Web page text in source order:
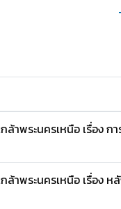
ล้าพระนครเหนือ เรื่อง
ล้าพระนครเหนือ เรื่อง